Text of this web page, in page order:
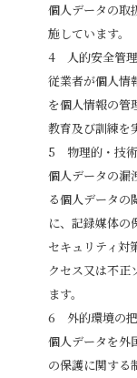
個人データの取
施しています。
人的安全管
従業者が個人情
を個人情報の管
教育及び訓練を
物理的・技
個人データの漏
る個人データの
に、記録媒体の
セキュリティ対
クセス又は不正
ます。
外的環境の
個人データを外
の保護に関する